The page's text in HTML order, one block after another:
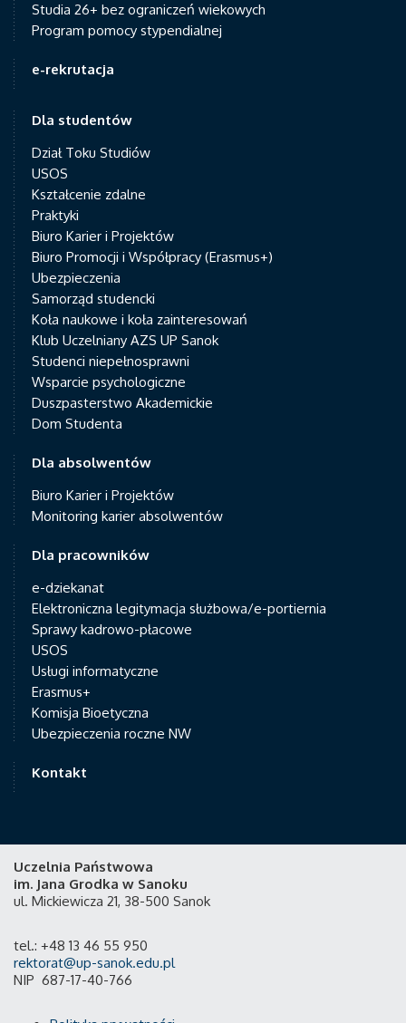
Studia 26+ bez ograniczeń wiekowych
Program pomocy stypendialnej
e-rekrutacja
Dla studentów
Dział Toku Studiów
USOS
Kształcenie zdalne
Praktyki
Biuro Karier i Projektów
Biuro Promocji i Współpracy (Erasmus+)
Ubezpieczenia
Samorząd studencki
Koła naukowe i koła zainteresowań
Klub Uczelniany AZS UP Sanok
Studenci niepełnosprawni
Wsparcie psychologiczne
Duszpasterstwo Akademickie
Dom Studenta
Dla absolwentów
Biuro Karier i Projektów
Monitoring karier absolwentów
Dla pracowników
e-dziekanat
Elektroniczna legitymacja służbowa/e-portiernia
Sprawy kadrowo-płacowe
USOS
Usługi informatyczne
Erasmus+
Komisja Bioetyczna
Ubezpieczenia roczne NW
Kontakt
Uczelnia Państwowa
im. Jana Grodka w Sanoku
ul. Mickiewicza 21, 38-500 Sanok
tel.: +48 13 46 55 950
rektorat@up-sanok.edu.pl
NIP 687-17-40-766